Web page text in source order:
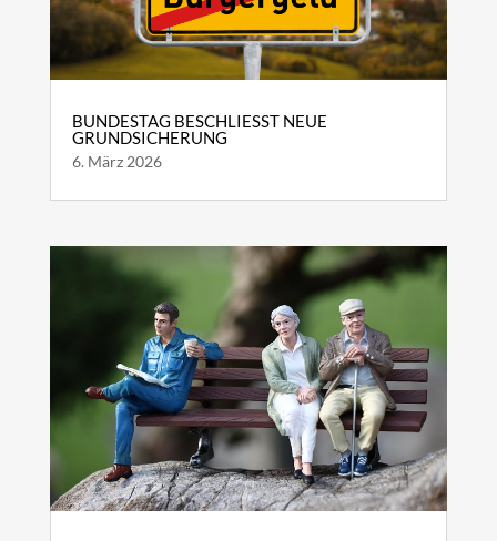
BUNDESTAG BESCHLIESST NEUE G
RUNDSICHERUNG
6. März 2026